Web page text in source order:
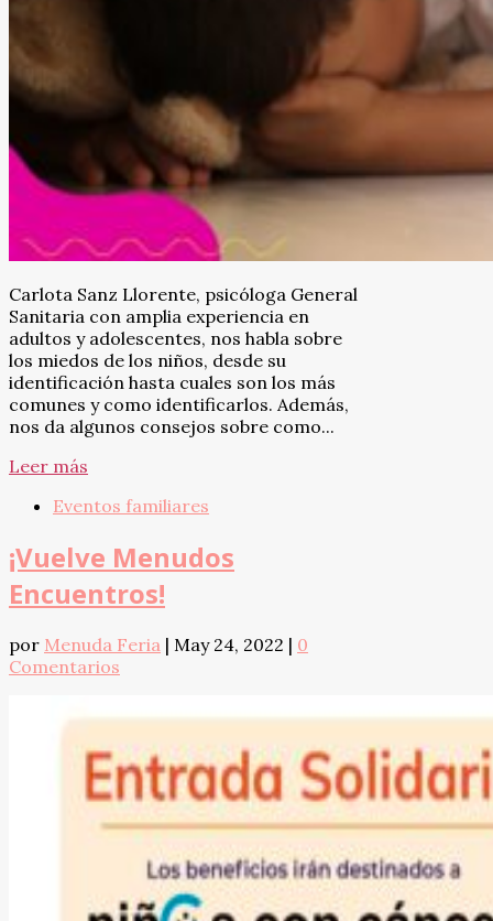
Carlota Sanz Llorente, psicóloga General
Sanitaria con amplia experiencia en
adultos y adolescentes, nos habla sobre
los miedos de los niños, desde su
identificación hasta cuales son los más
comunes y como identificarlos. Además,
nos da algunos consejos sobre como...
Leer más
Eventos familiares
¡Vuelve Menudos
Encuentros!
por Menuda Feria | May 24, 2022 | 0
Comentarios